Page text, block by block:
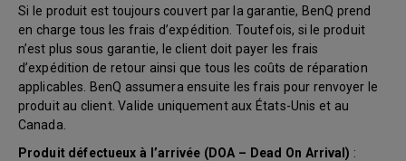
Si le produit est toujours couvert par la garantie, BenQ prend
en charge tous les frais d’expédition. Toutefois, si le produit
n’est plus sous garantie, le client doit payer les frais
d’expédition de retour ainsi que tous les coûts de réparation
applicables. BenQ assumera ensuite les frais pour renvoyer le
produit au client. Valide uniquement aux États-Unis et au
Canada.
Produit défectueux à l’arrivée (DOA – Dead On Arrival) :